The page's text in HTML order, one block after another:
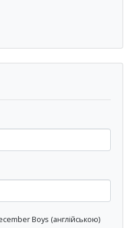
Boys (англійською)